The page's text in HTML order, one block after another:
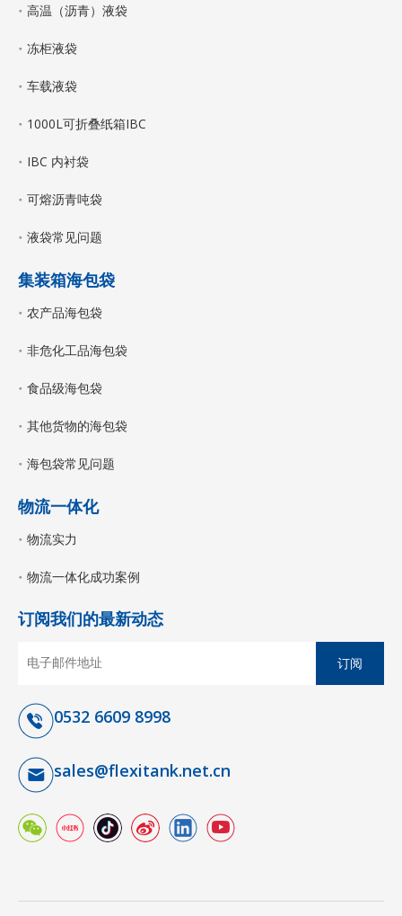
高温（沥青）液袋
冻柜液袋
车载液袋
1000L可折叠纸箱IBC
IBC 内衬袋
可熔沥青吨袋
液袋常见问题
集装箱海包袋
农产品海包袋
非危化工品海包袋
食品级海包袋
其他货物的海包袋
海包袋常见问题
物流一体化
物流实力
物流一体化成功案例
订阅我们的最新动态
订阅
0532 6609 8998
sales@flexitank.net.cn